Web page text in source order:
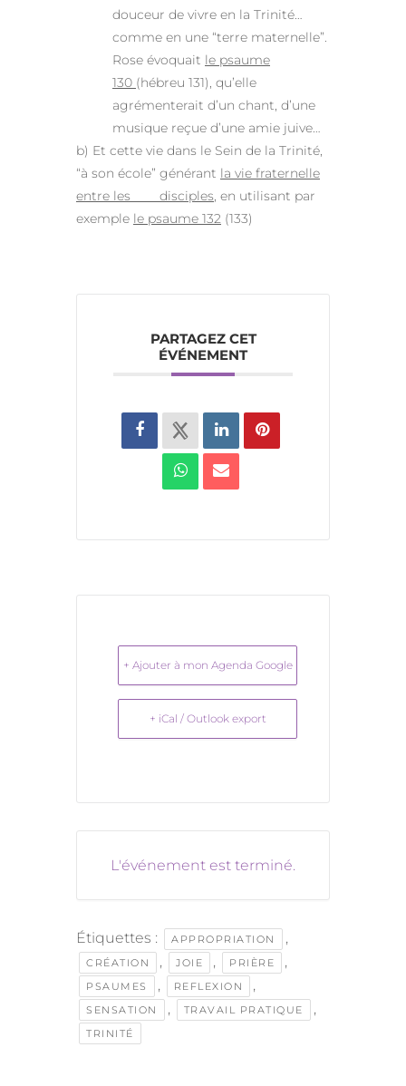
douceur de vivre en la Trinité…
comme en une “terre maternelle”.
Rose évoquait le psaume
130 (hébreu 131), qu’elle
agrémenterait d’un chant, d’une
musique reçue d’une amie juive…
b) Et cette vie dans le Sein de la Trinité,
“à son école” générant la vie fraternelle
entre les disciples, en utilisant par
exemple le psaume 132 (133)
PARTAGEZ CET
ÉVÉNEMENT
+ Ajouter à mon Agenda Google
+ iCal / Outlook export
L'événement est terminé.
Étiquettes : APPROPRIATION ,
CRÉATION , JOIE , PRIÈRE ,
PSAUMES , REFLEXION ,
SENSATION , TRAVAIL PRATIQUE ,
TRINITÉ